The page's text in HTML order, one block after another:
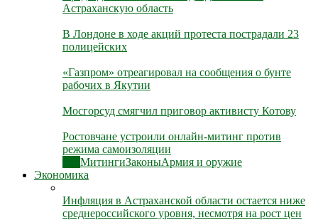
Астраханскую область
В Лондоне в ходе акций протеста пострадали 23
полицейских
«Газпром» отреагировал на сообщения о бунте
рабочих в Якутии
Мосгорсуд смягчил приговор активисту Котову
Ростовчане устроили онлайн-митинг против
режима самоизоляции
МитингиЗаконыАрмия и оружие
Экономика
Инфляция в Астраханской области остается ниже
среднероссийского уровня, несмотря на рост цен